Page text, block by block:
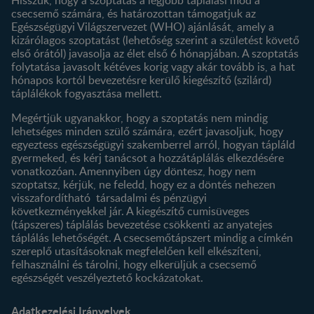
Termékeink
Termék kereső
csecsemő számára, és határozottan támogatjuk az
Egészségügyi Világszervezet (WHO) ajánlását, amely a
kizárólagos szoptatást (lehetőség szerint a születést követő
első órától) javasolja az élet első 6 hónapjában. A szoptatás
folytatása javasolt kétéves korig vagy akár tovább is, a hat
hónapos kortól bevezetésre kerülő kiegészítő (szilárd)
táplálékok fogyasztása mellett.
Megértjük ugyanakkor, hogy a szoptatás nem mindig
lehetséges minden szülő számára, ezért javasoljuk, hogy
egyeztess egészségügyi szakemberrel arról, hogyan tápláld
gyermeked, és kérj tanácsot a hozzátáplálás elkezdésére
vonatkozóan. Amennyiben úgy döntesz, hogy nem
szoptatsz, kérjük, ne feledd, hogy ez a döntés nehezen
visszafordítható társadalmi és pénzügyi
következményekkel jár. A kiegészítő cumisüveges
(tápszeres) táplálás bevezetése csökkenti az anyatejes
táplálás lehetőségét. A csecsemőtápszert mindig a címkén
szereplő utasításoknak megfelelően kell elkészíteni,
felhasználni és tárolni, hogy elkerüljük a csecsemő
egészségét veszélyeztető kockázatokat.
Adatkezelési Irányelvek